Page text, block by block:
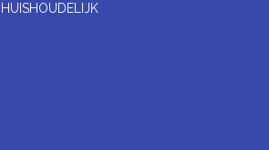
HUISHOUDELIJK